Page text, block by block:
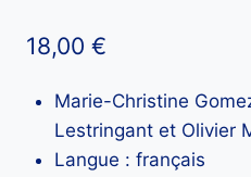
18,00 €
Marie-Christine
Lestringant et Olivier
Langue : français